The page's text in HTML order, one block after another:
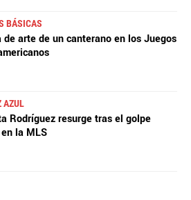
BÁSICAS
de arte de un canterano en los Juegos
AZUL
Rodríguez resurge tras el golpe
la MLS